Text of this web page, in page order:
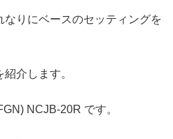
りにベースのセッティングを
介します。
NCJB-20R です。